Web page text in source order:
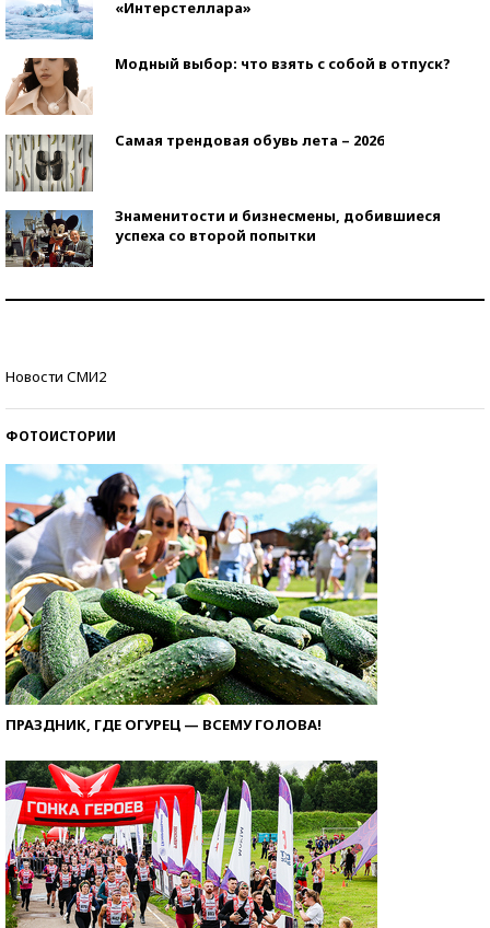
«Интерстеллара»
Модный выбор: что взять с собой в отпуск?
Самая трендовая обувь лета – 2026
Знаменитости и бизнесмены, добившиеся
успеха со второй попытки
Новости СМИ2
ФОТОИСТОРИИ
ПРАЗДНИК, ГДЕ ОГУРЕЦ — ВСЕМУ ГОЛОВА!